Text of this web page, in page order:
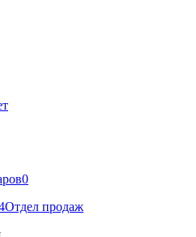
0
Отдел продаж